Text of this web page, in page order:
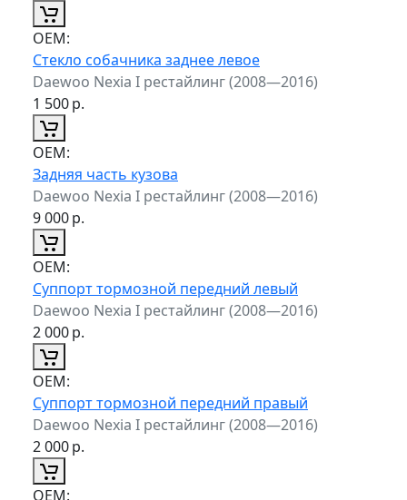
ОЕМ:
Стекло собачника заднее левое
Daewoo Nexia I рестайлинг (2008—2016)
1 500р.
ОЕМ:
Задняя часть кузова
Daewoo Nexia I рестайлинг (2008—2016)
9 000р.
ОЕМ:
Суппорт тормозной передний левый
Daewoo Nexia I рестайлинг (2008—2016)
2 000р.
ОЕМ:
Суппорт тормозной передний правый
Daewoo Nexia I рестайлинг (2008—2016)
2 000р.
ОЕМ: